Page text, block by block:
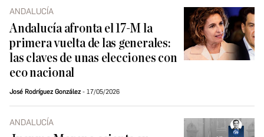
ANDALUCÍA
Andalucía afronta el 17-M la
primera vuelta de las generales:
las claves de unas elecciones con
eco nacional
José Rodríguez González 17/05/2026
ANDALUCÍA